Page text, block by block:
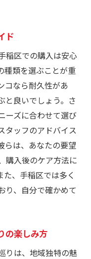
ド
稲区での購入は安心
種類を選ぶことが重
コなら耐久性があ
と良いでしょう。さ
ーズに合わせて選び
タッフのアドバイス
らは、あなたの要望
購入後のケア方法に
、手稲区では多く
り、自分で確かめて
の楽しみ方
りは、地域独特の魅